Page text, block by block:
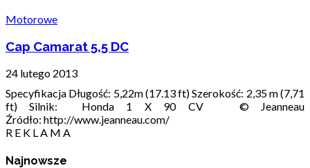
Motorowe
Cap Camarat 5,5 DC
24 lutego 2013
Specyfikacja Długość: 5,22m (17.13 ft) Szerokość: 2,35 m (7,71
ft) Silnik: Honda 1 X 90 CV © Jeanneau
Źródło: http://www.jeanneau.com/
R E K L A M A
Najnowsze